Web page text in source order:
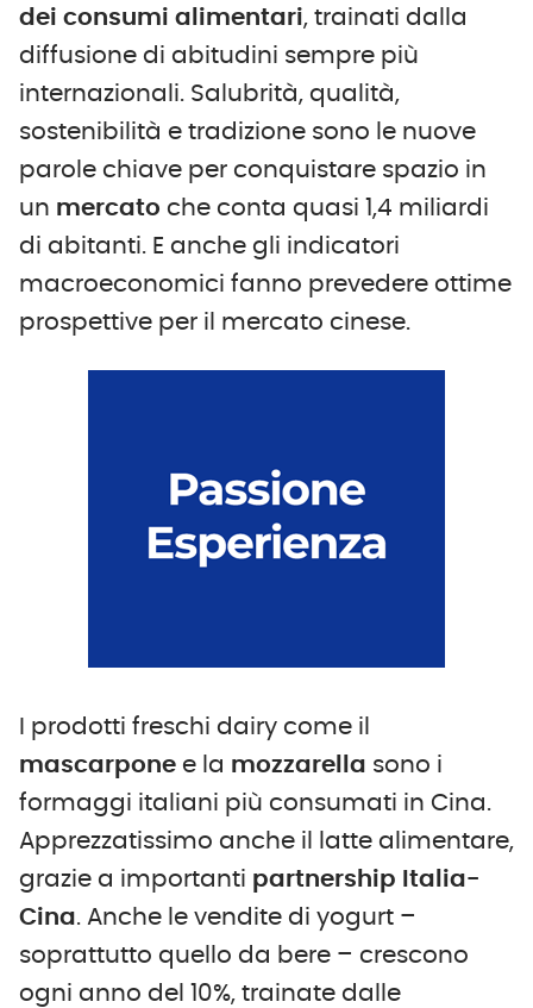
dei consumi alimentari, trainati dalla
diffusione di abitudini sempre più
internazionali. Salubrità, qualità,
sostenibilità e tradizione sono le nuove
parole chiave per conquistare spazio in
un mercato che conta quasi 1,4 miliardi
di abitanti. E anche gli indicatori
macroeconomici fanno prevedere ottime
prospettive per il mercato cinese.
I prodotti freschi dairy come il
mascarpone e la mozzarella sono i
formaggi italiani più consumati in Cina.
Apprezzatissimo anche il latte alimentare,
grazie a importanti partnership Italia-
Cina. Anche le vendite di yogurt –
soprattutto quello da bere – crescono
ogni anno del 10%, trainate dalle